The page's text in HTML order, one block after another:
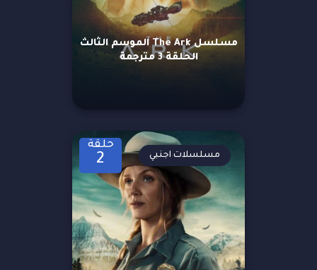
مسلسل The Ark الموسم الثالث
الحلقة 3 مترجمة
حلقة
2 مسلسلات اجنبي